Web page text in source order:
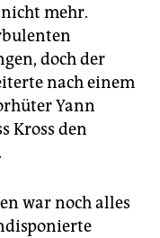
mehr.
doch der
nach einem
Yann
Kross den
war noch alles